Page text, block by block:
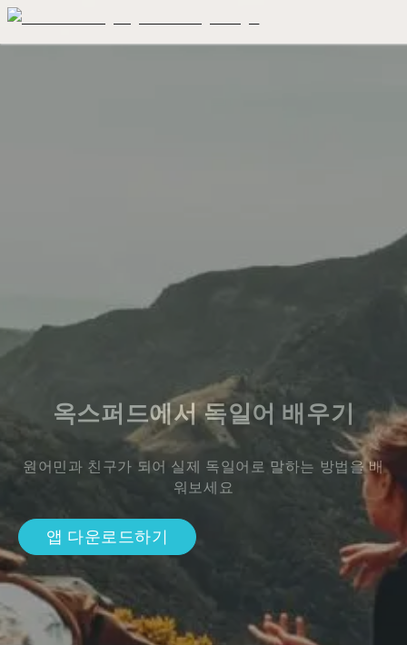
옥스퍼드에서 독일어 배우기
원어민과 친구가 되어 실제 독일어로 말하는 방법을 배
워보세요
앱 다운로드하기